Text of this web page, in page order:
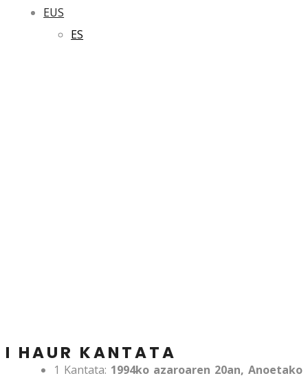
EUS
ES
I HAUR KANTATA
1 Kantata: 1994ko azaroaren 20an, Anoetako